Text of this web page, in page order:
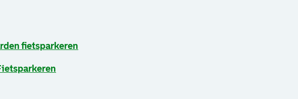
fietsparkeren